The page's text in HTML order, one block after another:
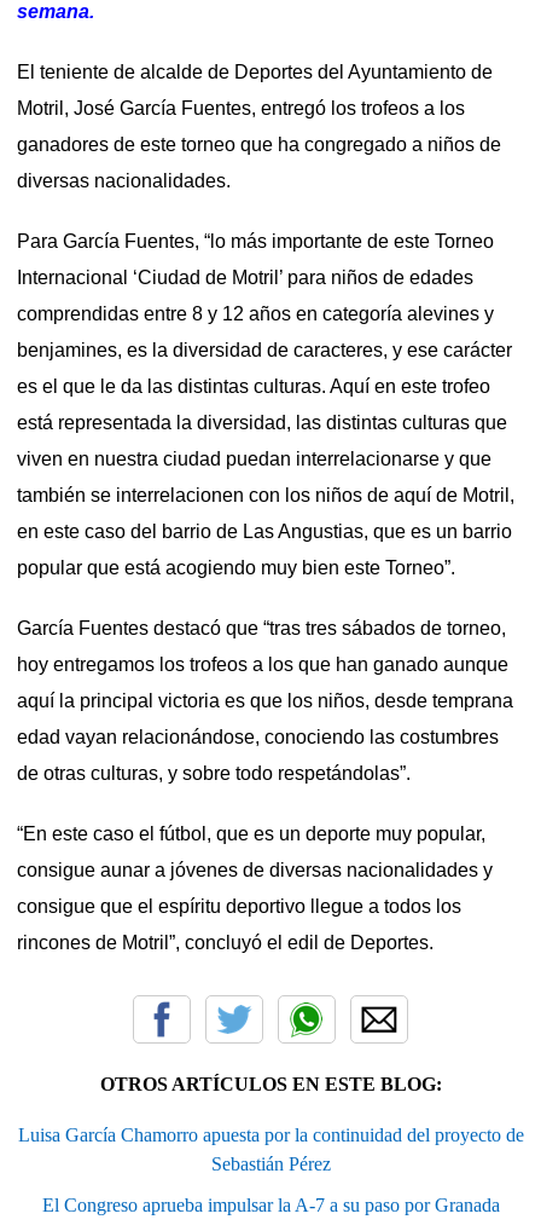
semana.
El teniente de alcalde de Deportes del Ayuntamiento de
Motril, José García Fuentes, entregó los trofeos a los
ganadores de este torneo que ha congregado a niños de
diversas nacionalidades.
Para García Fuentes, “lo más importante de este Torneo
Internacional ‘Ciudad de Motril’ para niños de edades
comprendidas entre 8 y 12 años en categoría alevines y
benjamines, es la diversidad de caracteres, y ese carácter
es el que le da las distintas culturas. Aquí en este trofeo
está representada la diversidad, las distintas culturas que
viven en nuestra ciudad puedan interrelacionarse y que
también se interrelacionen con los niños de aquí de Motril,
en este caso del barrio de Las Angustias, que es un barrio
popular que está acogiendo muy bien este Torneo”.
García Fuentes destacó que “tras tres sábados de torneo,
hoy entregamos los trofeos a los que han ganado aunque
aquí la principal victoria es que los niños, desde temprana
edad vayan relacionándose, conociendo las costumbres
de otras culturas, y sobre todo respetándolas”.
“En este caso el fútbol, que es un deporte muy popular,
consigue aunar a jóvenes de diversas nacionalidades y
consigue que el espíritu deportivo llegue a todos los
rincones de Motril”, concluyó el edil de Deportes.
OTROS ARTÍCULOS EN ESTE BLOG:
Luisa García Chamorro apuesta por la continuidad del proyecto de
Sebastián Pérez
El Congreso aprueba impulsar la A-7 a su paso por Granada